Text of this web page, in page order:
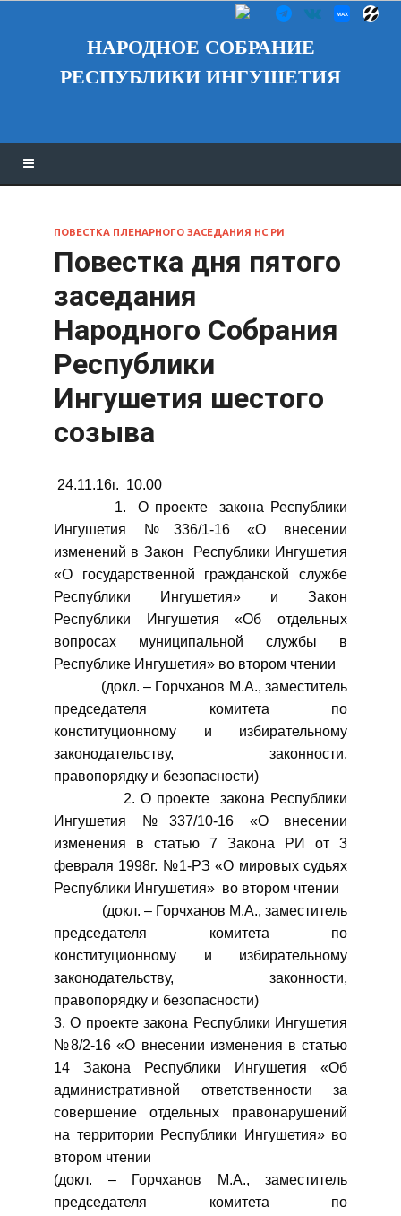
НАРОДНОЕ СОБРАНИЕ
РЕСПУБЛИКИ ИНГУШЕТИЯ
ПОВЕСТКА ПЛЕНАРНОГО ЗАСЕДАНИЯ НС РИ
Повестка дня пятого
заседания
Народного Собрания
Республики
Ингушетия шестого
созыва
24.11.16г. 10.00
1. О проекте закона Республики
Ингушетия №336/1-16 «О внесении
изменений в Закон Республики Ингушетия
«О государственной гражданской службе
Республики Ингушетия» и Закон
Республики Ингушетия «Об отдельных
вопросах муниципальной службы в
Республике Ингушетия» во втором чтении
(докл. – Горчханов М.А., заместитель
председателя комитета по
конституционному и избирательному
законодательству, законности,
правопорядку и безопасности)
2. О проекте закона Республики
Ингушетия №337/10-16 «О внесении
изменения в статью 7 Закона РИ от 3
февраля 1998г. №1-РЗ «О мировых судьях
Республики Ингушетия» во втором чтении
(докл. – Горчханов М.А., заместитель
председателя комитета по
конституционному и избирательному
законодательству, законности,
правопорядку и безопасности)
3. О проекте закона Республики Ингушетия
№8/2-16 «О внесении изменения в статью
14 Закона Республики Ингушетия «Об
административной ответственности за
совершение отдельных правонарушений
на территории Республики Ингушетия» во
втором чтении
(докл. – Горчханов М.А., заместитель
председателя комитета по